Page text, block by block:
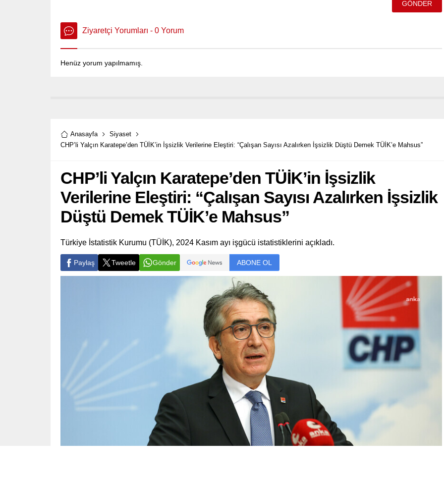
Ziyaretçi Yorumları - 0 Yorum
Henüz yorum yapılmamış.
Anasayfa
Siyaset
CHP’li Yalçın Karatepe’den TÜİK’in İşsizlik Verilerine Eleştiri: “Çalışan Sayısı Azalırken İşsizlik Düştü Demek TÜİK’e Mahsus”
CHP’li Yalçın Karatepe’den TÜİK’in İşsizlik
Verilerine Eleştiri: “Çalışan Sayısı Azalırken İşsizlik
Düştü Demek TÜİK’e Mahsus”
Türkiye İstatistik Kurumu (TÜİK), 2024 Kasım ayı işgücü istatistiklerini açıkladı.
Paylaş Tweetle Gönder ABONE OL